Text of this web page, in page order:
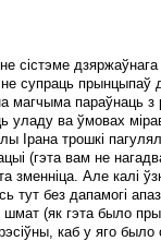
сістэме
прынцыпаў
параўнаць з
ва ўмовах
Ірана трошкі
(гэта вам не
Але калі
без дапамогі
шмат (як гэта было
каб у яго было